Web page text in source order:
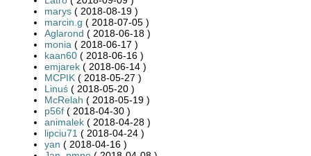
marys ( 2018-08-19 )
marcin.g ( 2018-07-05 )
Aglarond ( 2018-06-18 )
monia ( 2018-06-17 )
kaan60 ( 2018-06-16 )
emjarek ( 2018-06-14 )
MCPIK ( 2018-05-27 )
Linuś ( 2018-05-20 )
McRelah ( 2018-05-19 )
p56f ( 2018-04-30 )
animalek ( 2018-04-28 )
lipciu71 ( 2018-04-24 )
yan ( 2018-04-16 )